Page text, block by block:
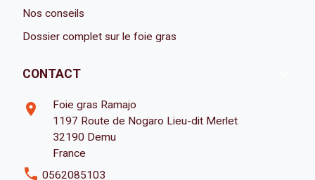
Nos conseils
Dossier complet sur le foie gras
CONTACT
room
Foie gras Ramajo
1197 Route de Nogaro Lieu-dit Merlet
32190 Demu
France
phone 0562085103